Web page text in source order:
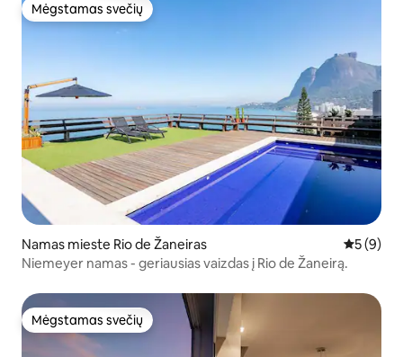
Mėgstamas svečių
Mėgstamas svečių
Namas mieste Rio de Žaneiras Vidutinis
5 (9)
Niemeyer namas - geriausias vaizdas į Rio de Žaneirą.
Mėgstamas svečių
Mėgstamas svečių